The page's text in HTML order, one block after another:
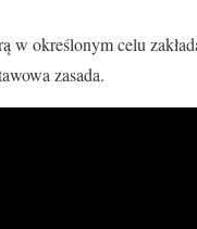
w określonym celu
zasada.